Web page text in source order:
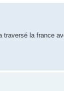
la france